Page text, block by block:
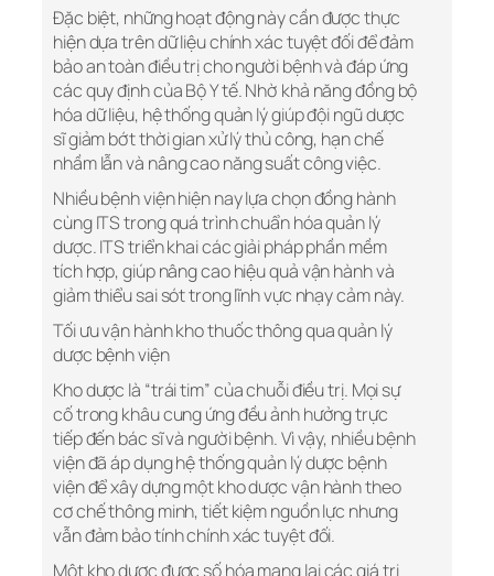
Đặc biệt, những hoạt động này cần được thực
hiện dựa trên dữ liệu chính xác tuyệt đối để đảm
bảo an toàn điều trị cho người bệnh và đáp ứng
các quy định của Bộ Y tế. Nhờ khả năng đồng bộ
hóa dữ liệu, hệ thống quản lý giúp đội ngũ dược
sĩ giảm bớt thời gian xử lý thủ công, hạn chế
nhầm lẫn và nâng cao năng suất công việc.
Nhiều bệnh viện hiện nay lựa chọn đồng hành
cùng ITS trong quá trình chuẩn hóa quản lý
dược. ITS triển khai các giải pháp phần mềm
tích hợp, giúp nâng cao hiệu quả vận hành và
giảm thiểu sai sót trong lĩnh vực nhạy cảm này.
Tối ưu vận hành kho thuốc thông qua quản lý
dược bệnh viện
Kho dược là “trái tim” của chuỗi điều trị. Mọi sự
cố trong khâu cung ứng đều ảnh hưởng trực
tiếp đến bác sĩ và người bệnh. Vì vậy, nhiều bệnh
viện đã áp dụng hệ thống quản lý dược bệnh
viện để xây dựng một kho dược vận hành theo
cơ chế thông minh, tiết kiệm nguồn lực nhưng
vẫn đảm bảo tính chính xác tuyệt đối.
Một kho dược được số hóa mang lại các giá trị